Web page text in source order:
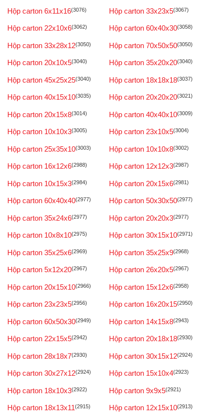
Hộp carton 6x11x16(3076) Hộp carton 33x23x5(3067)
Hộp carton 22x10x6(3062) Hộp carton 60x40x30(3058)
Hộp carton 33x28x12(3050) Hộp carton 70x50x50(3050)
Hộp carton 20x10x5(3040) Hộp carton 35x20x20(3040)
Hộp carton 45x25x25(3040) Hộp carton 18x18x18(3037)
Hộp carton 40x15x10(3035) Hộp carton 20x20x20(3021)
Hộp carton 20x15x8(3014) Hộp carton 40x40x10(3009)
Hộp carton 10x10x3(3005) Hộp carton 23x10x5(3004)
Hộp carton 25x35x10(3003) Hộp carton 10x10x8(3002)
Hộp carton 16x12x6(2988) Hộp carton 12x12x3(2987)
Hộp carton 10x15x3(2984) Hộp carton 20x15x6(2981)
Hộp carton 60x40x40(2977) Hộp carton 50x30x50(2977)
Hộp carton 35x24x6(2977) Hộp carton 20x20x3(2977)
Hộp carton 10x8x10(2975) Hộp carton 30x15x10(2971)
Hộp carton 35x25x6(2969) Hộp carton 35x25x9(2968)
Hộp carton 5x12x20(2967) Hộp carton 26x20x5(2967)
Hộp carton 20x15x10(2966) Hộp carton 15x12x6(2958)
Hộp carton 23x23x5(2956) Hộp carton 16x20x15(2950)
Hộp carton 60x50x30(2949) Hộp carton 14x15x8(2943)
Hộp carton 22x15x5(2942) Hộp carton 20x18x18(2930)
Hộp carton 28x18x7(2930) Hộp carton 30x15x12(2924)
Hộp carton 30x27x12(2924) Hộp carton 15x10x4(2923)
Hộp carton 18x10x3(2922) Hộp carton 9x9x5(2921)
Hộp carton 18x13x11(2915) Hộp carton 12x15x10(2913)